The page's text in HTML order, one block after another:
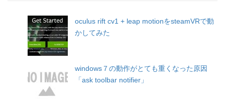
oculus rift cv1 + leap motionをsteamVRで動
かしてみた
windows７の動作がとても重くなった原因
「ask toolbar notifier」